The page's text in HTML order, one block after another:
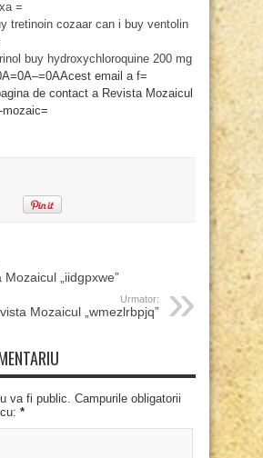
=
tretinoin cozaar can i buy ventolin
buy hydroxychloroquine 200 mg
email a f=
de contact a Revista Mozaicul
Mozaicul „iidgpxwe”
Urmator:
Mozaicul „wmezlrbpjq”
va fi public. Campurile obligatorii
*